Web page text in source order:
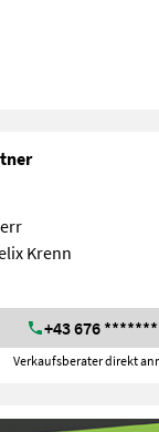
Krenn
+43 676
Verkaufsberater direkt